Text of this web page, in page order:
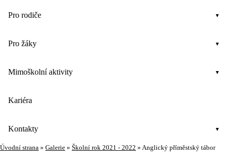
Pro rodiče
Pro žáky
Mimoškolní aktivity
Kariéra
Kontakty
Úvodní strana » Galerie » Školní rok 2021 - 2022 » Anglický příměstský tábor